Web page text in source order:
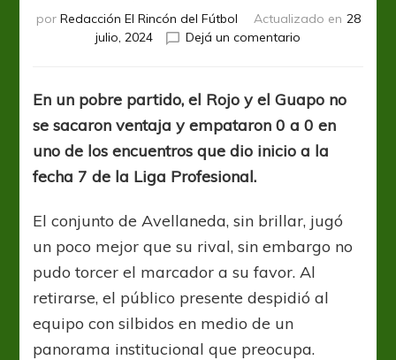
por Redacción El Rincón del Fútbol Actualizado en 28
julio, 2024
Dejá un comentario
Central
solo
pudieron
En un pobre partido, el Rojo y el Guapo no
se sacaron ventaja y empataron 0 a 0 en
uno de los encuentros que dio inicio a la
fecha 7 de la Liga Profesional.
El conjunto de Avellaneda, sin brillar, jugó
un poco mejor que su rival, sin embargo no
pudo torcer el marcador a su favor. Al
retirarse, el público presente despidió al
equipo con silbidos en medio de un
panorama institucional que preocupa.